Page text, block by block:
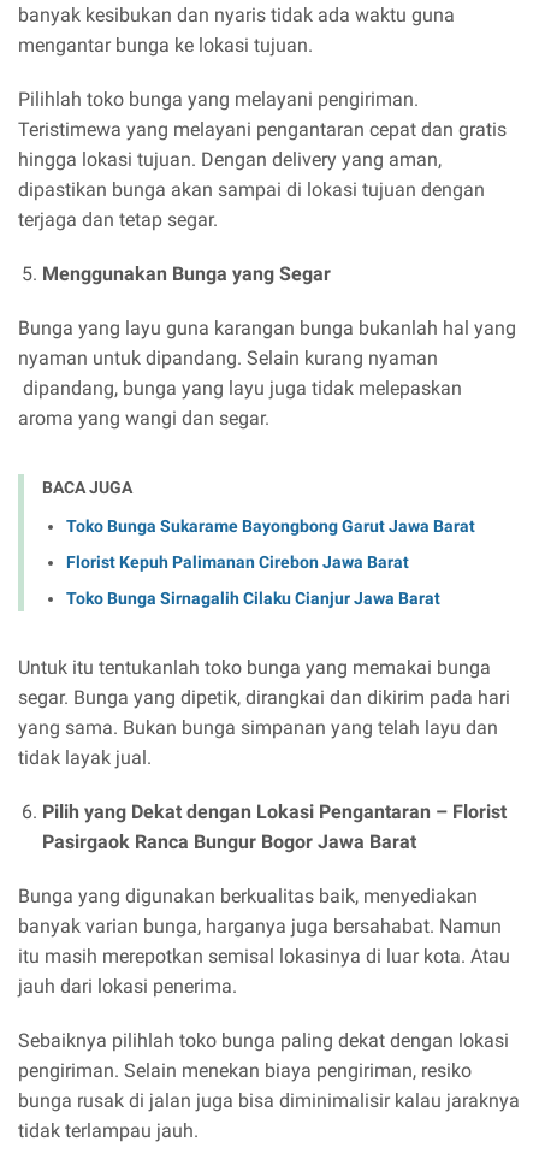
banyak kesibukan dan nyaris tidak ada waktu guna
mengantar bunga ke lokasi tujuan.
Pilihlah toko bunga yang melayani pengiriman.
Teristimewa yang melayani pengantaran cepat dan gratis
hingga lokasi tujuan. Dengan delivery yang aman,
dipastikan bunga akan sampai di lokasi tujuan dengan
terjaga dan tetap segar.
Menggunakan Bunga yang Segar
Bunga yang layu guna karangan bunga bukanlah hal yang
nyaman untuk dipandang. Selain kurang nyaman
dipandang, bunga yang layu juga tidak melepaskan
aroma yang wangi dan segar.
BACA JUGA
Toko Bunga Sukarame Bayongbong Garut Jawa Barat
Florist Kepuh Palimanan Cirebon Jawa Barat
Toko Bunga Sirnagalih Cilaku Cianjur Jawa Barat
Untuk itu tentukanlah toko bunga yang memakai bunga
segar. Bunga yang dipetik, dirangkai dan dikirim pada hari
yang sama. Bukan bunga simpanan yang telah layu dan
tidak layak jual.
Pilih yang Dekat dengan Lokasi Pengantaran – Florist
Pasirgaok Ranca Bungur Bogor Jawa Barat
Bunga yang digunakan berkualitas baik, menyediakan
banyak varian bunga, harganya juga bersahabat. Namun
itu masih merepotkan semisal lokasinya di luar kota. Atau
jauh dari lokasi penerima.
Sebaiknya pilihlah toko bunga paling dekat dengan lokasi
pengiriman. Selain menekan biaya pengiriman, resiko
bunga rusak di jalan juga bisa diminimalisir kalau jaraknya
tidak terlampau jauh.